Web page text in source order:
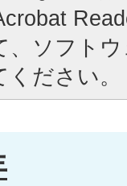
、ソフト
ください。